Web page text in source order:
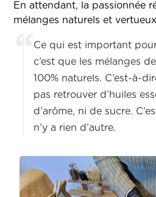
En attendant, la passionnée
mélanges naturels et
Ce qui est important
c’est que les mélanges
100% naturels. C’est-à-
pas retrouver d’huiles
d’arôme, ni de sucre.
n’y a rien d’autre.